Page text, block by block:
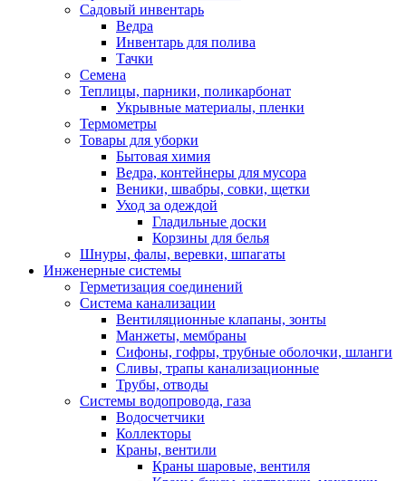
Садовый инвентарь
Ведра
Инвентарь для полива
Тачки
Семена
Теплицы, парники, поликарбонат
Укрывные материалы, пленки
Термометры
Товары для уборки
Бытовая химия
Ведра, контейнеры для мусора
Веники, швабры, совки, щетки
Уход за одеждой
Гладильные доски
Корзины для белья
Шнуры, фалы, веревки, шпагаты
Инженерные системы
Герметизация соединений
Система канализации
Вентиляционные клапаны, зонты
Манжеты, мембраны
Сифоны, гофры, трубные оболочки, шланги
Сливы, трапы канализационные
Трубы, отводы
Системы водопровода, газа
Водосчетчики
Коллекторы
Краны, вентили
Краны шаровые, вентиля